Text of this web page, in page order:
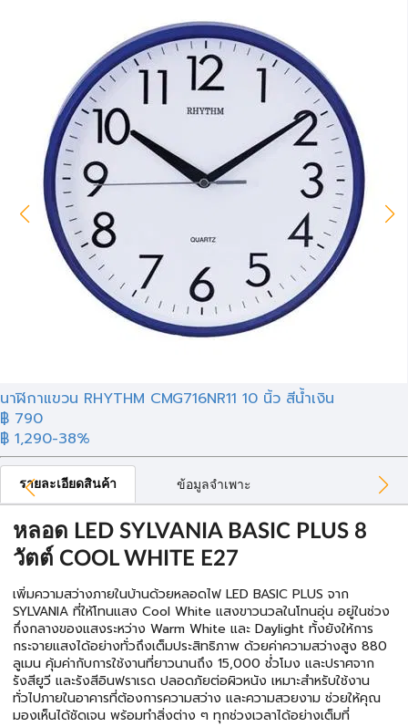
นาฬิกาแขวน RHYTHM CMG716NR11 10 นิ้ว สีน้ำเงิน
฿ 790
฿ 1,290-38%
รายละเอียดสินค้า ข้อมูลจำเพาะ
หลอด LED SYLVANIA BASIC PLUS 8
วัตต์ COOL WHITE E27
เพิ่มความสว่างภายในบ้านด้วยหลอดไฟ LED BASIC PLUS จาก
SYLVANIA ที่ให้โทนแสง Cool White แสงขาวนวลในโทนอุ่น อยู่ในช่วง
กึ่งกลางของแสงระหว่าง Warm White และ Daylight ทั้งยังให้การ
กระจายแสงได้อย่างทั่วถึงเต็มประสิทธิภาพ ด้วยค่าความสว่างสูง 880
ลูเมน คุ้มค่ากับการใช้งานที่ยาวนานถึง 15,000 ชํ่วโมง และปราศจาก
รังสียูวี และรังสีอินฟราเรด ปลอดภัยต่อผิวหนัง เหมาะสำหรับใช้งาน
ทั่วไปภายในอาคารที่ต้องการความสว่าง และความสวยงาม ช่วยให้คุณ
มองเห็นได้ชัดเจน พร้อมทำสิ่งต่าง ๆ ทุกช่วงเวลาได้อย่างเต็มที่